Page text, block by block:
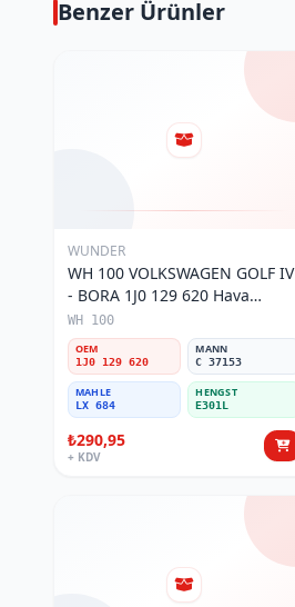
Benzer Ürünler
WUNDER
WH 100 VOLKSWAGEN GOLF IV
- BORA 1J0 129 620 Hava
Filtresi
WH 100
OEM
1J0 129 620
MANN
C 37153
MAHLE
LX 684
HENGST
E301L
₺290,95
+ KDV